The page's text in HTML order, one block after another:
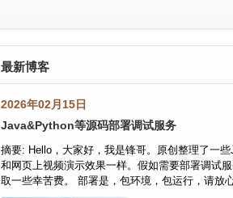
最新博客
2026年02月15日
Java&Python等源码部署调试服务
摘要: Hello，大家好，我是锋哥。原创整理了一
和网页上视频演示效果一样。假如需要部署调试
取一些幸苦费。 部署是，包环境，包运行，请放